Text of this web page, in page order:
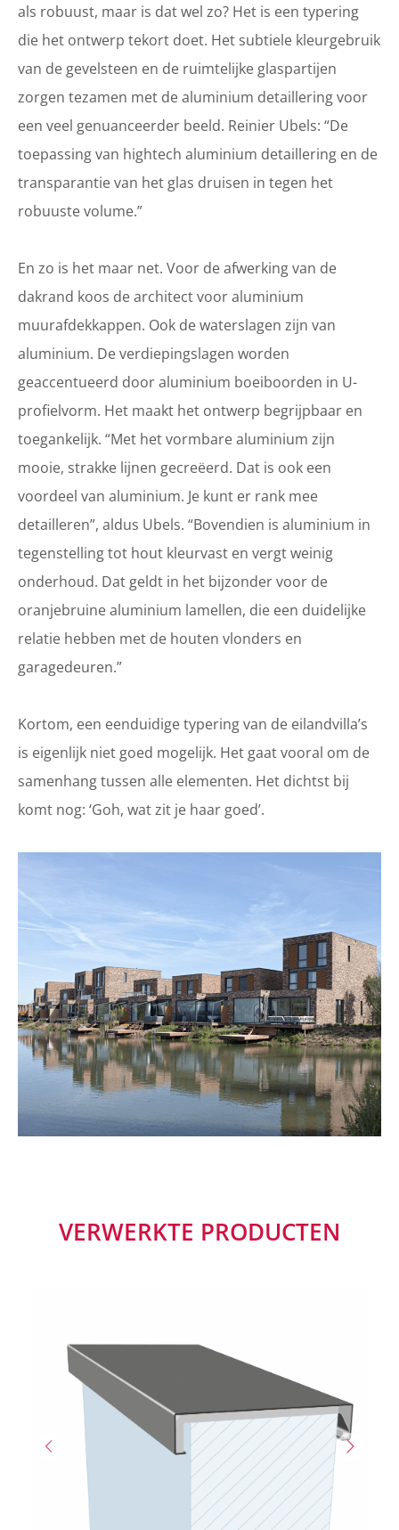
als robuust, maar is dat wel zo? Het is een typering
die het ontwerp tekort doet. Het subtiele kleurgebruik
van de gevelsteen en de ruimtelijke glaspartijen
zorgen tezamen met de aluminium detaillering voor
een veel genuanceerder beeld. Reinier Ubels: “De
toepassing van hightech aluminium detaillering en de
transparantie van het glas druisen in tegen het
robuuste volume.”
En zo is het maar net. Voor de afwerking van de
dakrand koos de architect voor aluminium
muurafdekkappen. Ook de waterslagen zijn van
aluminium. De verdiepingslagen worden
geaccentueerd door aluminium boeiboorden in U-
profielvorm. Het maakt het ontwerp begrijpbaar en
toegankelijk. “Met het vormbare aluminium zijn
mooie, strakke lijnen gecreëerd. Dat is ook een
voordeel van aluminium. Je kunt er rank mee
detailleren”, aldus Ubels. “Bovendien is aluminium in
tegenstelling tot hout kleurvast en vergt weinig
onderhoud. Dat geldt in het bijzonder voor de
oranjebruine aluminium lamellen, die een duidelijke
relatie hebben met de houten vlonders en
garagedeuren.”
Kortom, een eenduidige typering van de eilandvilla’s
is eigenlijk niet goed mogelijk. Het gaat vooral om de
samenhang tussen alle elementen. Het dichtst bij
komt nog: ‘Goh, wat zit je haar goed’.
VERWERKTE PRODUCTEN